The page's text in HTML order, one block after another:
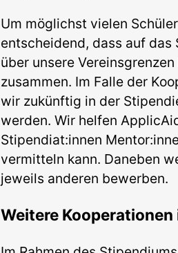
Um möglichst vielen
entscheidend, dass auf
über unsere
zusammen. Im Falle der
wir zukünftig in der
werden. Wir helfen
Stipendiat:innen
vermitteln kann. Daneben
jeweils anderen bewerben.
Weitere Kooperationen